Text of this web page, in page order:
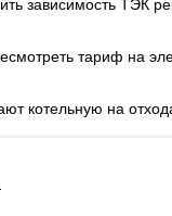
зависимость ТЭК
тариф на
котельную на